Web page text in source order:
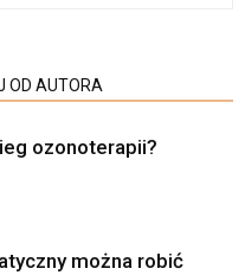
OD AUTORA
ozonoterapii?
można robić